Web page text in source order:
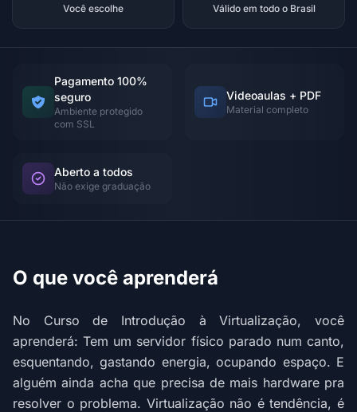
Você escolhe Válido em todo o Brasil
Pagamento 100%
seguro
Ambiente protegido
com SSL
Videoaulas + PDF
Material completo
Aberto a todos
Não exige graduação
O que você aprenderá
No Curso de Introdução à Virtualização, você
aprenderá: Tem um servidor físico parado num canto,
esquentando, gastando energia, ocupando espaço. E
alguém ainda acha que precisa de mais hardware pra
resolver o problema. Virtualização não é tendência, é